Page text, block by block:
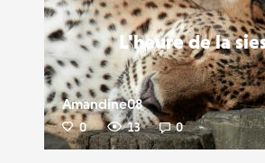
L'heure de la
Amandine08
0 13 0